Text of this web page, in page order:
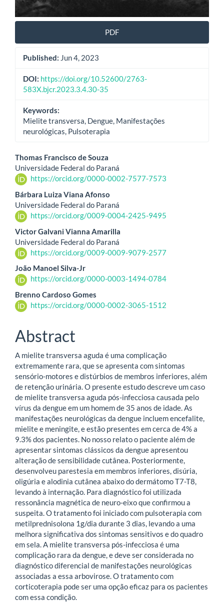
PDF
Published: Jun 4, 2023
DOI: https://doi.org/10.52600/2763-
583X.bjcr.2023.3.4.30-35
Keywords:
Mielite transversa, Dengue, Manifestações
neurológicas, Pulsoterapia
Main
Article
Content
Thomas Francisco de Souza
Universidade Federal do Paraná
https://orcid.org/0000-0002-7577-7573
Bárbara Luiza Viana Afonso
Universidade Federal do Paraná
https://orcid.org/0009-0004-2425-9495
Victor Galvani Vianna Amarilla
Universidade Federal do Paraná
https://orcid.org/0009-0009-9079-2577
João Manoel Silva-Jr
https://orcid.org/0000-0003-1494-0784
Brenno Cardoso Gomes
https://orcid.org/0000-0002-3065-1512
Abstract
A mielite transversa aguda é uma complicação
extremamente rara, que se apresenta com sintomas
sensório-motores e distúrbios de membros inferiores, além
de retenção urinária. O presente estudo descreve um caso
de mielite transversa aguda pós-infecciosa causada pelo
vírus da dengue em um homem de 35 anos de idade. As
manifestações neurológicas da dengue incluem encefalite,
mielite e meningite, e estão presentes em cerca de 4% a
9.3% dos pacientes. No nosso relato o paciente além de
apresentar sintomas clássicos da dengue apresentou
alteração de sensibilidade cutânea. Posteriormente,
desenvolveu parestesia em membros inferiores, disúria,
oligúria e alodinia cutânea abaixo do dermátomo T7-T8,
levando à internação. Para diagnóstico foi utilizada
ressonância magnética de neuro-eixo que confirmou a
suspeita. O tratamento foi iniciado com pulsoterapia com
metilprednisolona 1g/dia durante 3 dias, levando a uma
melhora significativa dos sintomas sensitivos e do quadro
em sela. A mielite transversa pós-infecciosa é uma
complicação rara da dengue, e deve ser considerada no
diagnóstico diferencial de manifestações neurológicas
associadas a essa arbovirose. O tratamento com
corticoterapia pode ser uma opção eficaz para os pacientes
com essa condição.